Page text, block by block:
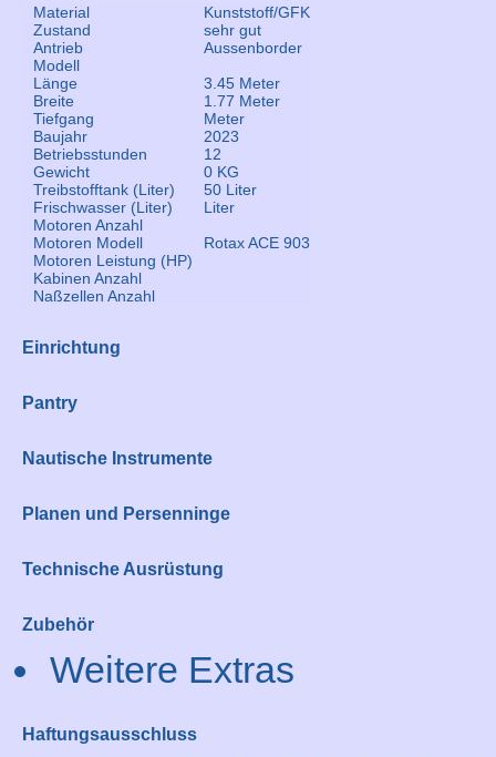
Material
Kunststoff/GFK
Zustand
sehr gut
Antrieb
Aussenborder
Modell
Länge
3.45 Meter
Breite
1.77 Meter
Tiefgang
Meter
Baujahr
2023
Betriebsstunden
12
Gewicht
0 KG
Treibstofftank (Liter)
50 Liter
Frischwasser (Liter)
Liter
Motoren Anzahl
Motoren Modell
Rotax ACE 903
Motoren Leistung (HP)
Kabinen Anzahl
Naßzellen Anzahl
Einrichtung
Pantry
Nautische Instrumente
Planen und Persenninge
Technische Ausrüstung
Zubehör
Weitere Extras
Haftungsausschluss